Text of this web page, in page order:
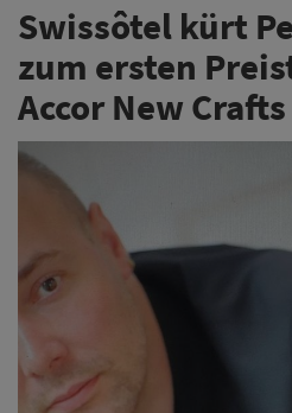
Swissôtel kürt
zum ersten
Accor New